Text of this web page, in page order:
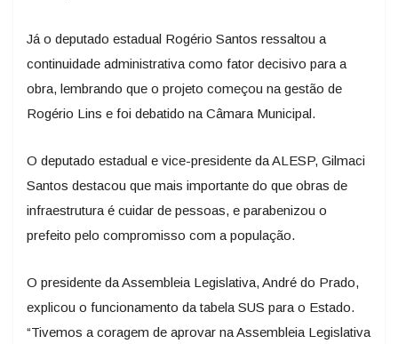
Já o deputado estadual Rogério Santos ressaltou a
continuidade administrativa como fator decisivo para a
obra, lembrando que o projeto começou na gestão de
Rogério Lins e foi debatido na Câmara Municipal.
O deputado estadual e vice-presidente da ALESP, Gilmaci
Santos destacou que mais importante do que obras de
infraestrutura é cuidar de pessoas, e parabenizou o
prefeito pelo compromisso com a população.
O presidente da Assembleia Legislativa, André do Prado,
explicou o funcionamento da tabela SUS para o Estado.
“Tivemos a coragem de aprovar na Assembleia Legislativa